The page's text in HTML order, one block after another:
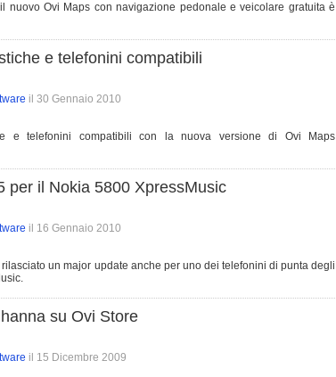
nuovo Ovi Maps con navigazione pedonale e veicolare gratuita è
e telefonini compatibili
il 30 Gennaio 2010
e telefonini compatibili con la nuova versione di Ovi Maps
per il Nokia 5800 XpressMusic
il 16 Gennaio 2010
un major update anche per uno dei telefonini di punta degli
su Ovi Store
il 15 Dicembre 2009